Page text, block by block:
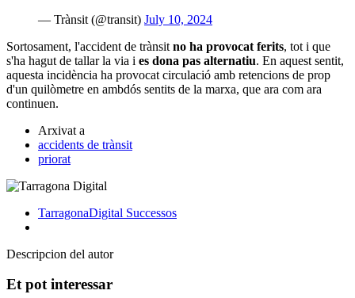
— Trànsit (@transit) July 10, 2024
Sortosament, l'accident de trànsit no ha provocat ferits, tot i que
s'ha hagut de tallar la via i es dona pas alternatiu. En aquest sentit,
aquesta incidència ha provocat circulació amb retencions de prop
d'un quilòmetre en ambdós sentits de la marxa, que ara com ara
continuen.
Arxivat a
accidents de trànsit
priorat
TarragonaDigital Successos
Descripcion del autor
Et pot interessar